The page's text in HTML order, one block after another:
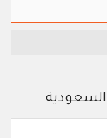
السعودية